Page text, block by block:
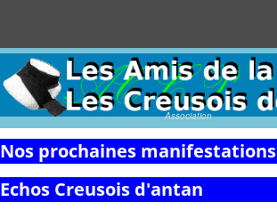
Association
Nos prochaines manifestations
Echos Creusois d'antan